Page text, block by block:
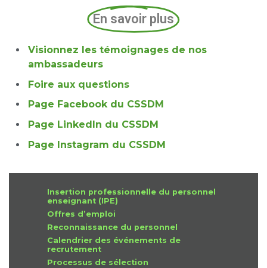
En savoir plus
Visionnez les témoignages de nos
ambassadeurs
Foire aux questions
Page Facebook du CSSDM
Page LinkedIn du CSSDM
Page Instagram du CSSDM
Insertion professionnelle du personnel
enseignant (IPE)
Offres d’emploi
Reconnaissance du personnel
Calendrier des événements de
recrutement
Processus de sélection